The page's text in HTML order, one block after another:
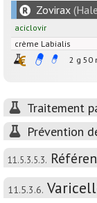
Zovirax
aciclovir
crème Labialis
2 g 50
Traitement
Prévention
11.5.3.5.3.
11.5.3.6.